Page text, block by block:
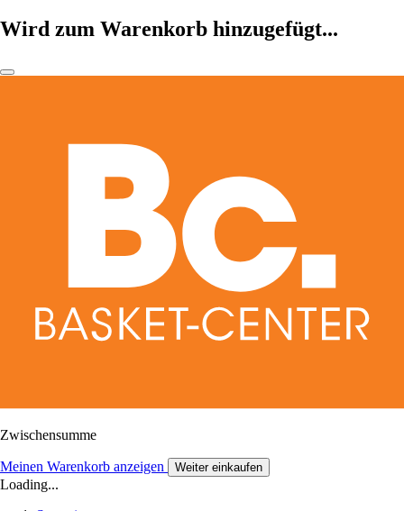
Wird zum Warenkorb hinzugefügt...
Zwischensumme
Meinen Warenkorb anzeigen Weiter einkaufen
Loading...